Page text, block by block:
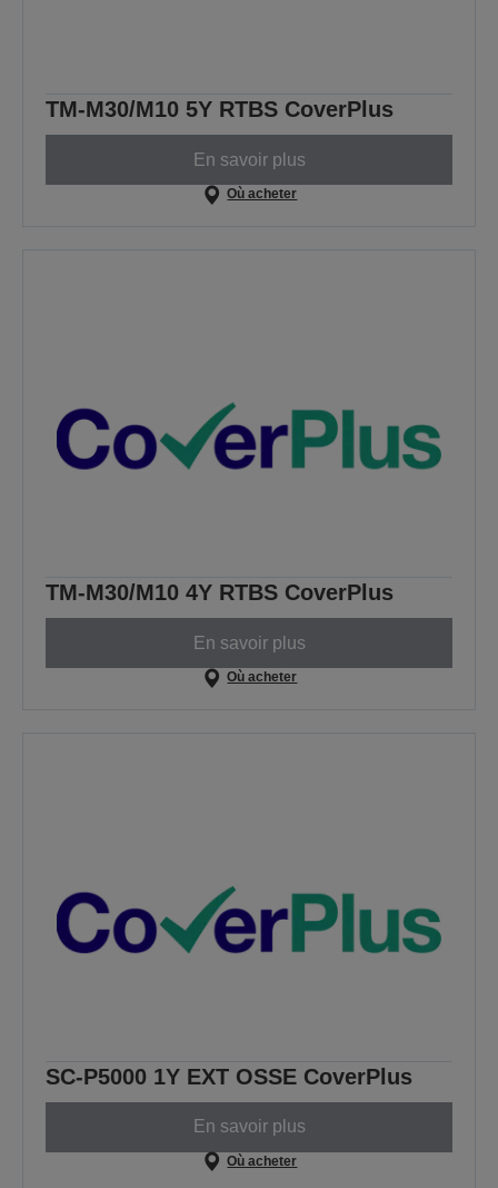
TM-M30/M10 5Y RTBS CoverPlus
En savoir plus
Où acheter
TM-M30/M10 4Y RTBS CoverPlus
En savoir plus
Où acheter
SC-P5000 1Y EXT OSSE CoverPlus
En savoir plus
Où acheter